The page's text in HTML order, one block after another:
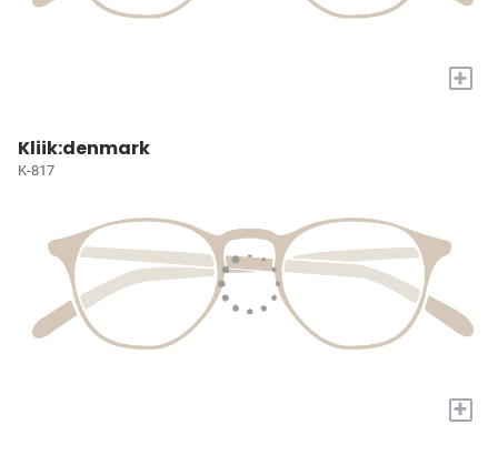
+
Kliik:denmark
K-817
+